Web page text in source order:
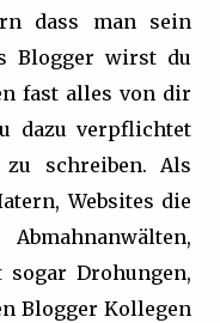
dass man sein
Blogger wirst du
fast alles von dir
dazu verpflichtet
schreiben. Als
Websites die
Drohungen,
Blogger Kollegen